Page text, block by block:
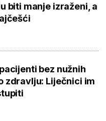
biti manje izraženi, a
bez nužnih
zdravlju: Liječnici im